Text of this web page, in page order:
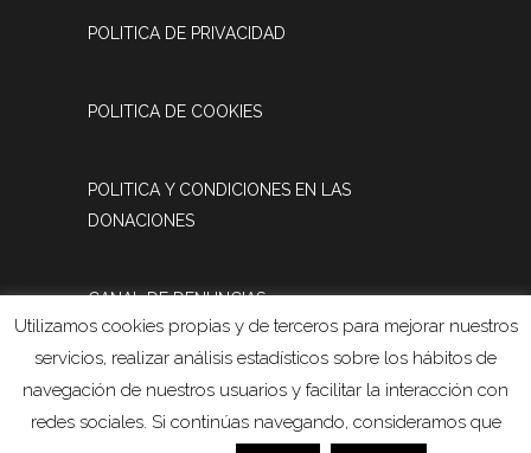
POLITICA DE PRIVACIDAD
POLITICA DE COOKIES
POLITICA Y CONDICIONES EN LAS
DONACIONES
CANAL DE DENUNCIAS
Utilizamos cookies propias y de terceros para mejorar nuestros
servicios, realizar análisis estadísticos sobre los hábitos de
navegación de nuestros usuarios y facilitar la interacción con
redes sociales. Si continúas navegando, consideramos que